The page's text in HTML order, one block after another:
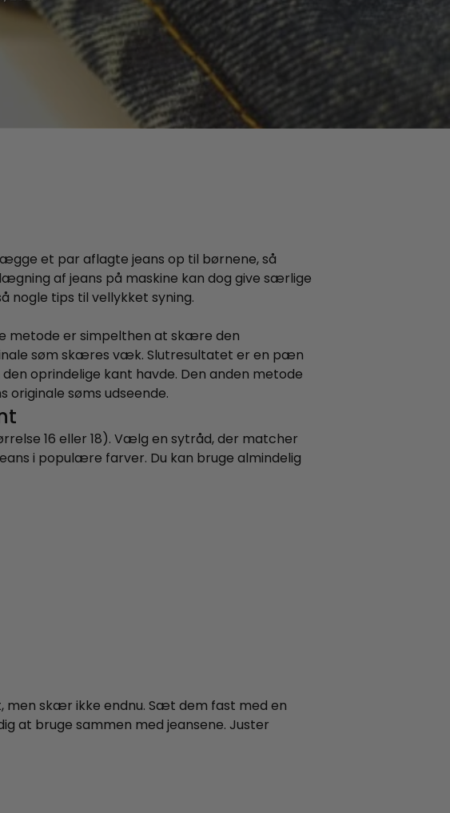
et par aflagte jeans op til børnene, så
af jeans på maskine kan dog give særlige
nogle tips til vellykket syning.
metode er simpelthen at skære den
søm skæres væk. Slutresultatet er en pæn
oprindelige kant havde. Den anden metode
søms udseende.
16 eller 18). Vælg en sytråd, der matcher
i populære farver. Du kan bruge almindelig
skær ikke endnu. Sæt dem fast med en
at bruge sammen med jeansene. Juster